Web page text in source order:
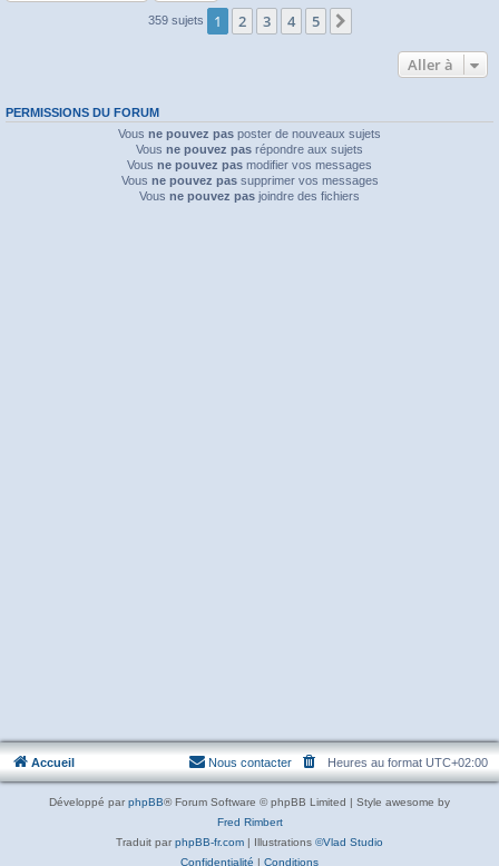
359 sujets 1 2 3 4 5
Aller à
PERMISSIONS DU FORUM
Vous ne pouvez pas poster de nouveaux sujets
Vous ne pouvez pas répondre aux sujets
Vous ne pouvez pas modifier vos messages
Vous ne pouvez passupprimer vos messages
Vous ne pouvez pas joindre des fichiers
Accueil Heures au format UTC+02:00
Nous contacter
Développé par phpBB® Forum Software © phpBB Limited | Style awesome by
Fred Rimbert
Traduit par phpBB-fr.com | Illustrations ©Vlad Studio
Confidentialité | Conditions